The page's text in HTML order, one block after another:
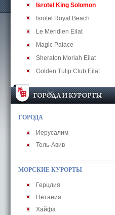
Isrotel King Solomon
Isrotel Royal Beach
Le Meridien Eilat
Magic Palace
Sheraton Moriah Eilat
Golden Tulip Club Eilat
ГОРОДА
Иерусалим
Тель-Авив
МОРСКИЕ КУРОРТЫ
Герцлия
Нетания
Хайфа